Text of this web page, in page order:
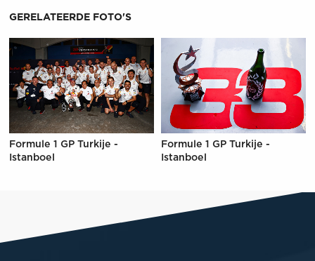
GERELATEERDE FOTO'S
Formule 1 GP Turkije -
Istanboel
Formule 1 GP Turkije -
Istanboel